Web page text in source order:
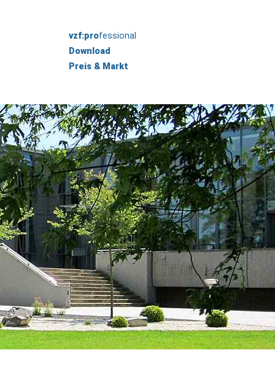
vzf:professional
Download
Preis & Markt